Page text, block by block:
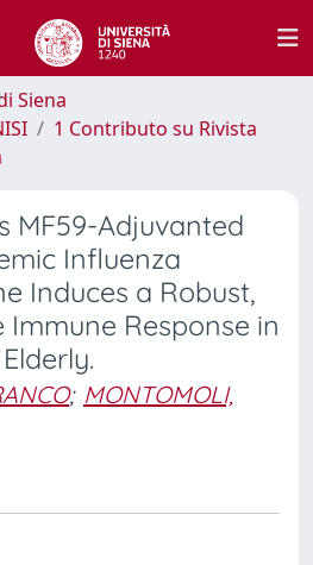
Siena
1 Contributo su Rivista
MF59-Adjuvanted
Influenza
Induces a Robust,
Immune Response in
; MONTOMOLI,